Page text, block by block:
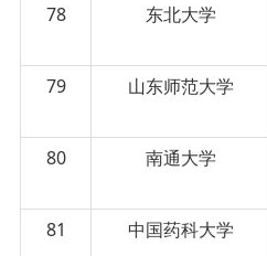
78
东北大学
79
山东师范大学
80
南通大学
81
中国药科大学